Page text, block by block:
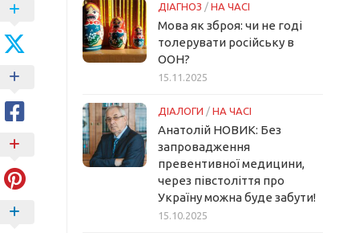
ДІАГНОЗ / НА ЧАСІ
Мова як зброя: чи не годі
толерувати російську в
ООН?
15.11.2025
ДІАЛОГИ / НА ЧАСІ
Анатолій НОВИК: Без
запровадження
превентивної медицини,
через півстоліття про
Україну можна буде забути!
15.10.2025